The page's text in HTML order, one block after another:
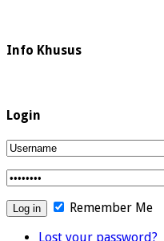
Info Khusus
Login
Remember Me
Lost your password?